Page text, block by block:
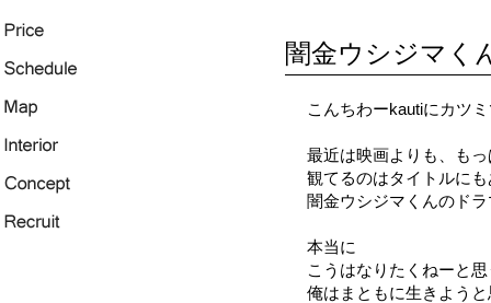
闇金ウシジマく
こんちわーkautiにカツ
最近は映画よりも、も
観てるのはタイトルに
闇金ウシジマくんのド
本当に
こうはなりたくねーと
俺はまともに生きよう